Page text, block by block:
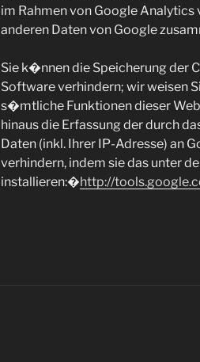
im Rahmen von Google
anderen Daten von Google
Sie k�nnen die Speicherung der
Software verhindern; wir weisen
s�mtliche Funktionen dieser
hinaus die Erfassung der durch
Daten (inkl. Ihrer IP-Adresse) an
verhindern, indem sie das unter
installieren:�http://